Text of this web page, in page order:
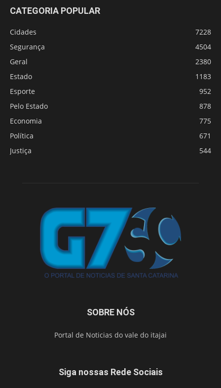
CATEGORIA POPULAR
Cidades
7228
Segurança
4504
Geral
2380
Estado
1183
Esporte
952
Pelo Estado
878
Economia
775
Política
671
Justiça
544
SOBRE NÓS
Portal de Noticias do vale do itajai
Siga nossas Rede Sociais